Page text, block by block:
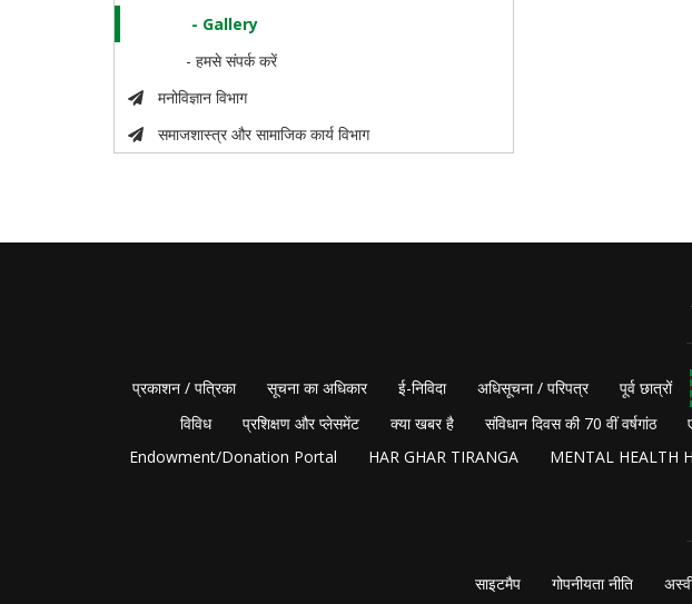
- Gallery
- हमसे संपर्क करें
मनोविज्ञान विभाग
समाजशास्त्र और सामाजिक कार्य विभाग
प्रकाशन / पत्रिका सूचना का अधिकार ई-निविदा अधिसूचना / परिपत्र पूर्व छात्रों
विविध
प्रशिक्षण और प्लेसमेंट क्या खबर है संविधान दिवस की 70 वीं वर्षगांठ
Endowment/Donation Portal
HAR GHAR TIRANGA MENTAL HEALTH
साइटमैप गोपनीयता नीति